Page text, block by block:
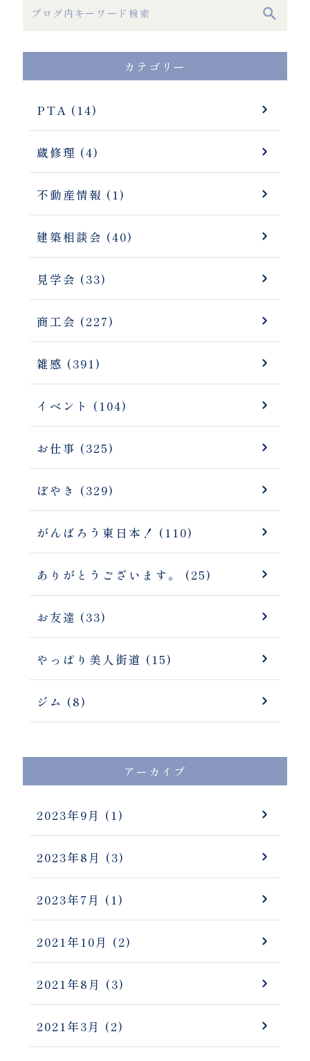
カテゴリー
PTA (14)
蔵修理 (4)
不動産情報 (1)
建築相談会 (40)
見学会 (33)
商工会 (227)
雑感 (391)
イベント (104)
お仕事 (325)
ぼやき (329)
がんばろう東日本！ (110)
ありがとうございます。 (25)
お友達 (33)
やっぱり美人街道 (15)
ジム (8)
アーカイブ
2023年9月 (1)
2023年8月 (3)
2023年7月 (1)
2021年10月 (2)
2021年8月 (3)
2021年3月 (2)